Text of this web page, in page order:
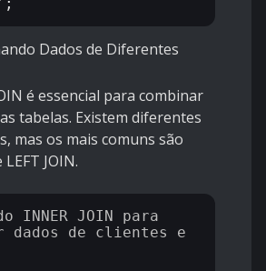
Dados de Diferentes
é essencial para combinar
tabelas. Existem diferentes
mas os mais comuns são
JOIN.
INNER JOIN para
dados de clientes e